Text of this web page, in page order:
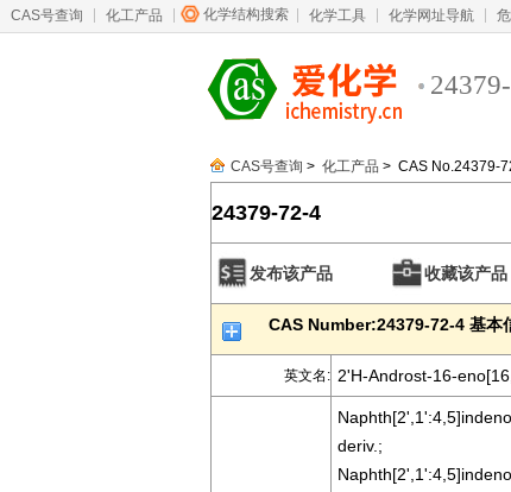
CAS号查询 化工产品 化学结构搜索 化学工具 化学网址导航
CAS号查询 > 化工产品 > CAS No.24379-
24379-72-4
发布该产品 收藏该产品
CAS Number:24379-72-4 基本
英文名: 2'H-Androst-16-
deriv.;